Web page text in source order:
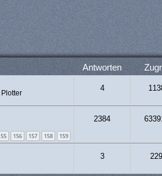
Antworten
4
156 157 158 159
2384
3